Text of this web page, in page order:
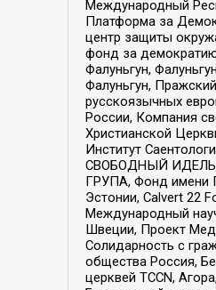
Международный
Платформа за
центр защиты
фонд за
Фалуньгун,
Фалуньгун,
русскоязычных
России, Компания
Христианской
Институт
СВОБОДНЫЙ ИДЕЛЬ-
ГРУПА, Фонд имени
Эстонии, Calvert 22
Международный
Швеции, Проект
Солидарность с
общества Россия,
церквей TCCN,